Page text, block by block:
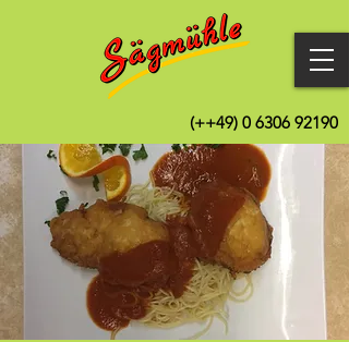
(++49) 0 6306 92190